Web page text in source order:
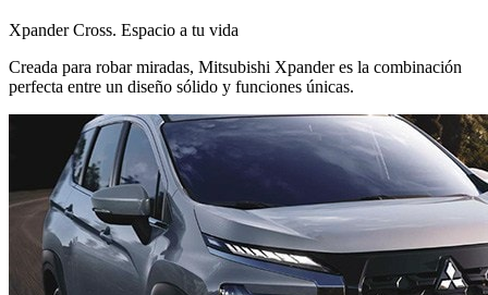
Xpander Cross. Espacio a tu vida
Creada para robar miradas, Mitsubishi Xpander es la combinación
perfecta entre un diseño sólido y funciones únicas.